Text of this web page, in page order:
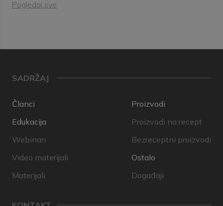
Pogledaj sve
SADRŽAJ
Članci
Edukacija
Webinari
Video materijali
Materijali
Proizvodi
Proizvodi na recept
Bezreceptni proizvodi
Ostalo
Događaji